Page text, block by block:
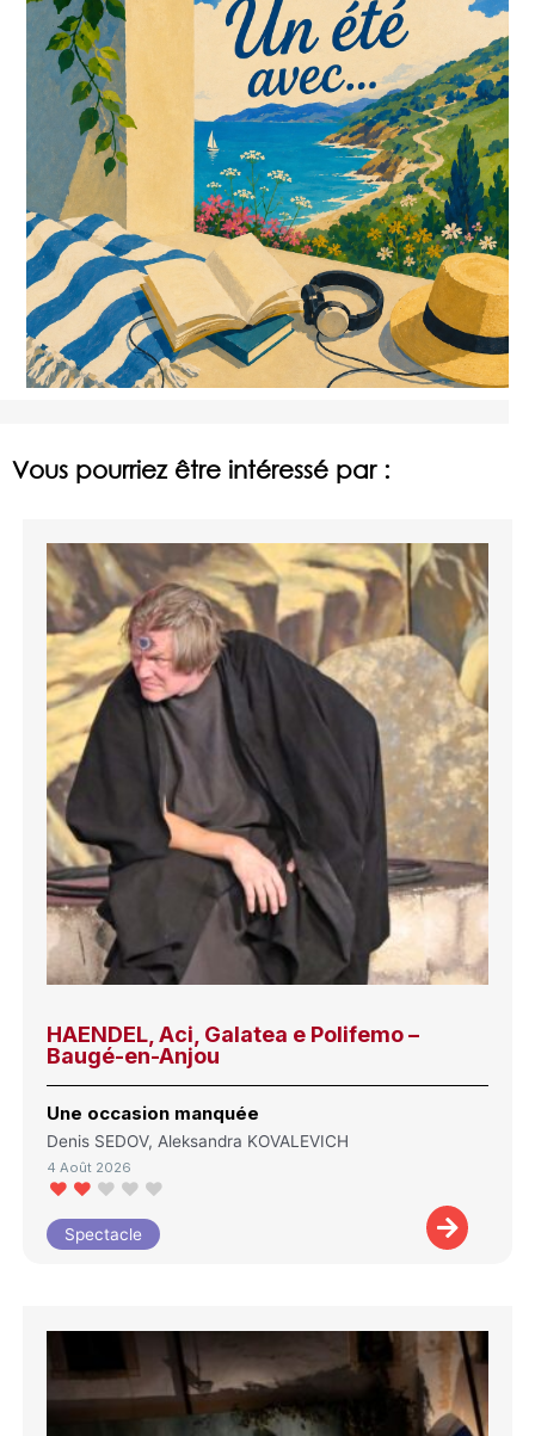
Vous pourriez être intéressé par :
HAENDEL, Aci, Galatea e Polifemo –
Baugé-en-Anjou
Une occasion manquée
Denis SEDOV, Aleksandra KOVALEVICH
4 Août 2026
Spectacle